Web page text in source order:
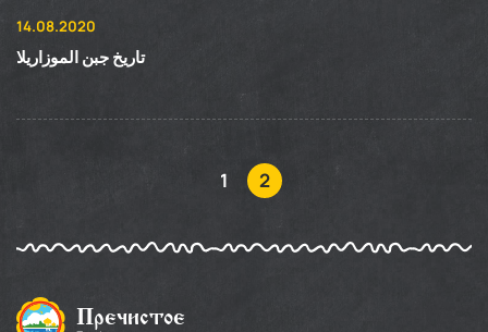
14.08.2020
تاريخ جبن الموزاريلا
1 2
Пречистое